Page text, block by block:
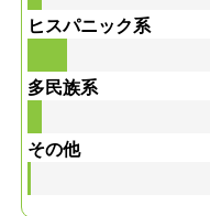
ヒスパニック系
多民族系
その他